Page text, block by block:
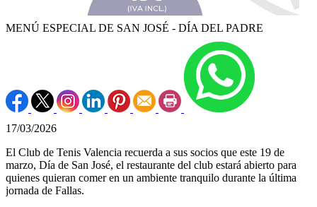
MENÚ ESPECIAL DE SAN JOSÉ - DÍA DEL PADRE
17/03/2026
El Club de Tenis Valencia recuerda a sus socios que este 19 de
marzo, Día de San José, el restaurante del club estará abierto para
quienes quieran comer en un ambiente tranquilo durante la última
jornada de Fallas.